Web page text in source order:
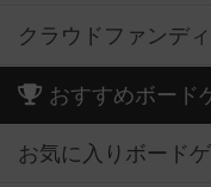
クラウドファンデ
おすすめボード
お気に入りボード